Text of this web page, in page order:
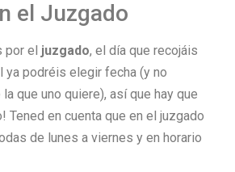
el Juzgado
por el juzgado, el día que recojáis
ya podréis elegir fecha (y no
que uno quiere), así que hay que
Tened en cuenta que en el juzgado
de lunes a viernes y en horario